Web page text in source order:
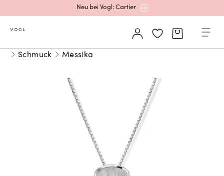
Neu bei Vogl: Cartier
Mehr erfahren: Ikonische Uhren von Cartier
Rolex Certified Pre-Owned entdecken
Neu bei Vogl: Uhren von Grand Seiko
Schmuck Messika